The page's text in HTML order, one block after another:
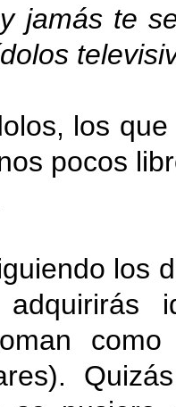
jamás te
los
pocos
los